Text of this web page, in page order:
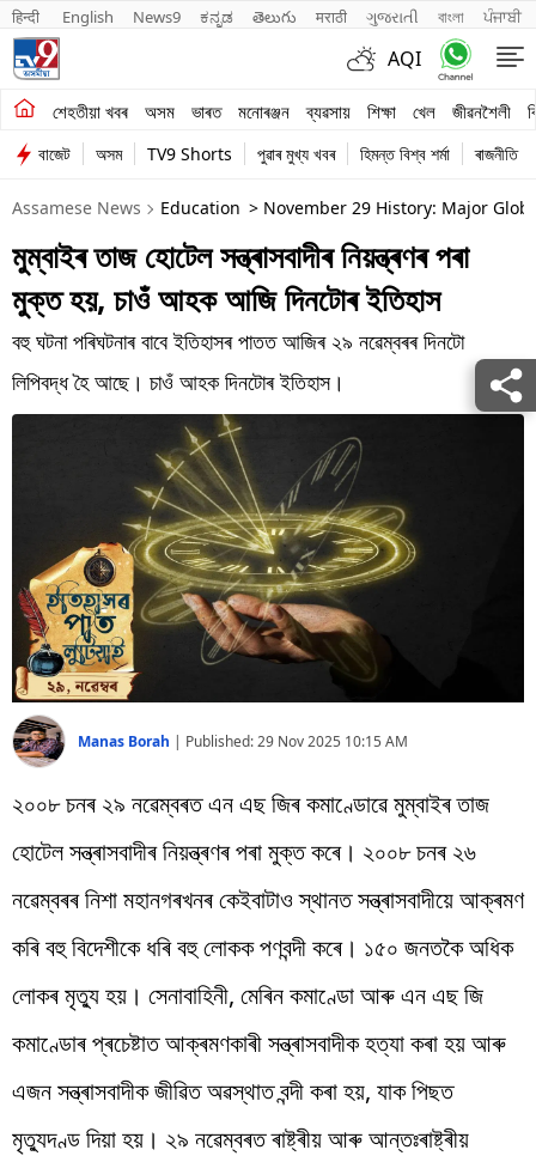
हिन्दी English News9 ಕನ್ನಡ తెలుగు मराठी ગુજરાતી বাংলা ਪੰਜਾਬੀ
AQI
শেহতীয়া খবৰ অসম ভাৰত মনোৰঞ্জন ব্যৱসায় শিক্ষা খেল জীৱনশৈলী
শেহতীয়া খবৰ
অসম
ভাৰত
মনোৰঞ্জন
ব্যৱসায়
শিক্ষা
প্ৰযুক্তি
Videos
বাজেট অসম TV9 Shorts পুৱাৰ মুখ্য খবৰ হিমন্ত বিশ্ব শৰ্মা ৰাজনীতি
Assamese News Education > November 29 History: Major
মুম্বাইৰ তাজ হোটেল সন্ত্ৰাসবাদীৰ নিয়ন্ত্ৰণৰ পৰা
মুক্ত হয়, চাওঁ আহক আজি দিনটোৰ ইতিহাস
বহু ঘটনা পৰিঘটনাৰ বাবে ইতিহাসৰ পাতত আজিৰ ২৯ নৱেম্বৰৰ দিনটো
লিপিবদ্ধ হৈ আছে। চাওঁ আহক দিনটোৰ ইতিহাস।
Manas Borah | Published:29 Nov 2025 10:15 AM
২০০৮ চনৰ ২৯ নৱেম্বৰত এন এছ জিৰ কমাণ্ডোৱে মুম্বাইৰ তাজ
হোটেল সন্ত্ৰাসবাদীৰ নিয়ন্ত্ৰণৰ পৰা মুক্ত কৰে। ২০০৮ চনৰ ২৬
নৱেম্বৰৰ নিশা মহানগৰখনৰ কেইবাটাও স্থানত সন্ত্ৰাসবাদীয়ে আক্ৰমণ
কৰি বহু বিদেশীকে ধৰি বহু লোকক পণবন্দী কৰে। ১৫০ জনতকৈ অধিক
লোকৰ মৃত্যু হয়। সেনাবাহিনী, মেৰিন কমাণ্ডো আৰু এন এছ জি
কমাণ্ডোৰ প্ৰচেষ্টাত আক্ৰমণকাৰী সন্ত্ৰাসবাদীক হত্যা কৰা হয় আৰু
এজন সন্ত্ৰাসবাদীক জীৱিত অৱস্থাত বন্দী কৰা হয়, যাক পিছত
মৃত্যুদণ্ড দিয়া হয়। ২৯ নৱেম্বৰত ৰাষ্ট্ৰীয় আৰু আন্তঃৰাষ্ট্ৰীয়